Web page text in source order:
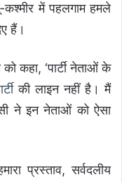
में पहलगाम हमले
हैं।
कहा, ‘पार्टी नेताओं के
की लाइन नहीं है। मैं
ने इन नेताओं को ऐसा
प्रस्ताव, सर्वदलीय